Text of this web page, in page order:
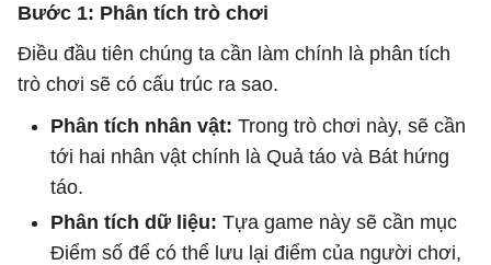
Bước 1: Phân tích trò chơi
Điều đầu tiên chúng ta cần làm chính là phân tích
trò chơi sẽ có cấu trúc ra sao.
Phân tích nhân vật: Trong trò chơi này, sẽ cần
tới hai nhân vật chính là Quả táo và Bát hứng
táo.
Phân tích dữ liệu: Tựa game này sẽ cần mục
Điểm số để có thể lưu lại điểm của người chơi,